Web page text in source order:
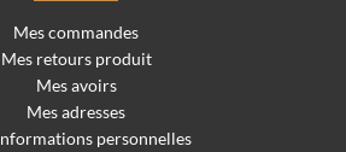
Mes commandes
Mes retours produit
Mes avoirs
Mes adresses
personnelles